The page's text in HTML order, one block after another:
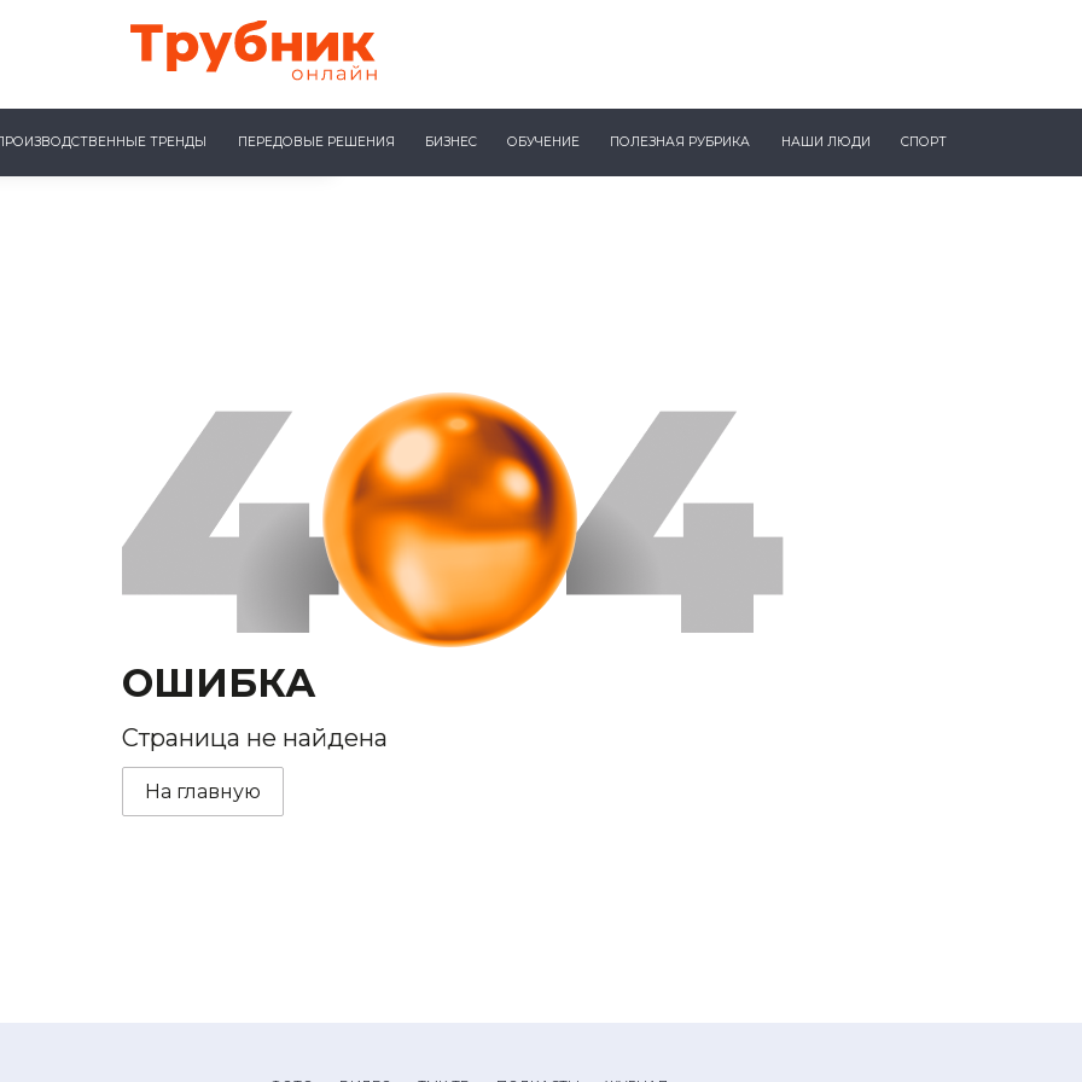
ТРЕНДЫ ПЕРЕДОВЫЕ РЕШЕНИЯ БИЗНЕС ОБУЧЕНИЕ ПОЛЕЗНАЯ РУБРИКА НАШИ ЛЮДИ СПОРТ
ОШИБКА
Страница не найдена
На главную